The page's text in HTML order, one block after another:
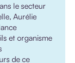
le secteur
Aurélie
et organisme
de ce